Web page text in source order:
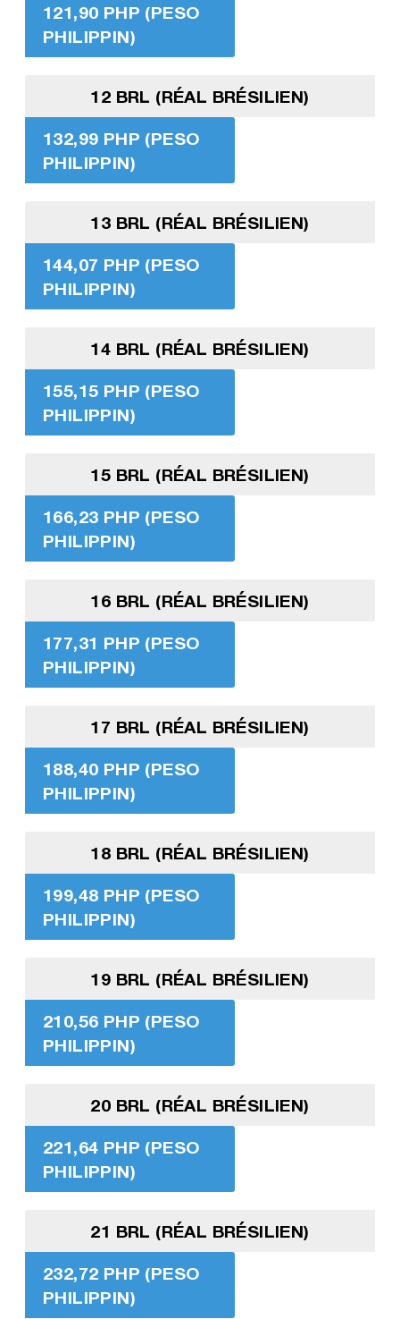
121,90 PHP (PESO
PHILIPPIN)
12 BRL (RÉAL BRÉSILIEN)
132,99 PHP (PESO
PHILIPPIN)
13 BRL (RÉAL BRÉSILIEN)
144,07 PHP (PESO
PHILIPPIN)
14 BRL (RÉAL BRÉSILIEN)
155,15 PHP (PESO
PHILIPPIN)
15 BRL (RÉAL BRÉSILIEN)
166,23 PHP (PESO
PHILIPPIN)
16 BRL (RÉAL BRÉSILIEN)
177,31 PHP (PESO
PHILIPPIN)
17 BRL (RÉAL BRÉSILIEN)
188,40 PHP (PESO
PHILIPPIN)
18 BRL (RÉAL BRÉSILIEN)
199,48 PHP (PESO
PHILIPPIN)
19 BRL (RÉAL BRÉSILIEN)
210,56 PHP (PESO
PHILIPPIN)
20 BRL (RÉAL BRÉSILIEN)
221,64 PHP (PESO
PHILIPPIN)
21 BRL (RÉAL BRÉSILIEN)
232,72 PHP (PESO
PHILIPPIN)